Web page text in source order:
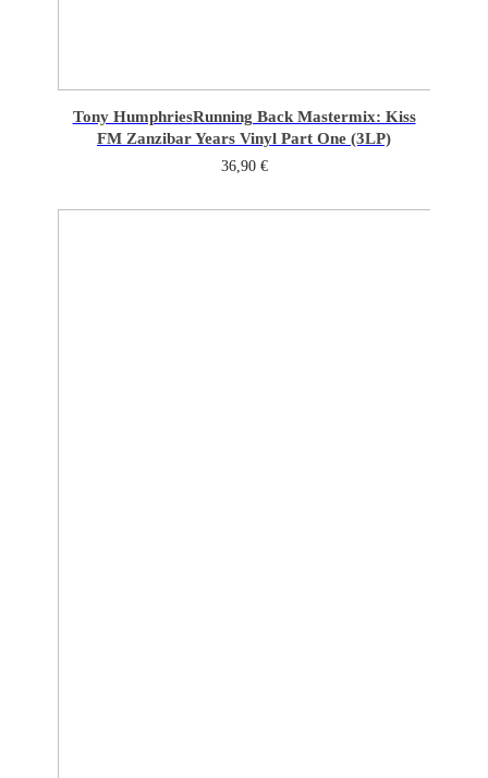
Tony HumphriesRunning Back Mastermix: Kiss
FM Zanzibar Years Vinyl Part One (3LP)
36,90 €